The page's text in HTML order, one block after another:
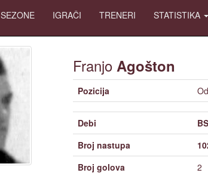
SEZONE IGRAČI TRENERI STATISTIKA
Franjo Agošton
Pozicija
Debi
Broj nastupa
Broj golova
2